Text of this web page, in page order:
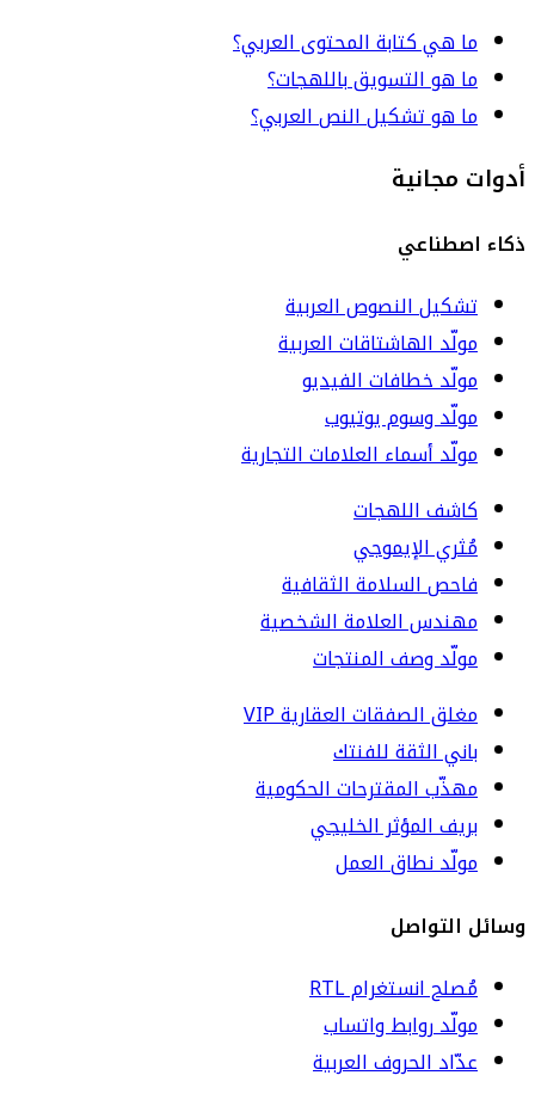
ما هي كتابة المحتوى العربي؟
ما هو التسويق باللهجات؟
ما هو تشكيل النص العربي؟
أدوات مجانية
ذكاء اصطناعي
تشكيل النصوص العربية
مولّد الهاشتاقات العربية
مولّد خطافات الفيديو
مولّد وسوم يوتيوب
مولّد أسماء العلامات التجارية
كاشف اللهجات
مُثري الإيموجي
فاحص السلامة الثقافية
مهندس العلامة الشخصية
مولّد وصف المنتجات
مغلق الصفقات العقارية VIP
باني الثقة للفنتك
مهذّب المقترحات الحكومية
بريف المؤثر الخليجي
مولّد نطاق العمل
وسائل التواصل
مُصلح انستغرام RTL
مولّد روابط واتساب
عدّاد الحروف العربية